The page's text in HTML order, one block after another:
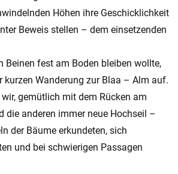
Höhen ihre Geschicklichkeit
Beweis stellen – dem einsetzenden
Beinen fest am Boden bleiben wollte,
kurzen Wanderung zur Blaa – Alm auf.
gemütlich mit dem Rücken am
die anderen immer neue Hochseil –
der Bäume erkundeten, sich
und bei schwierigen Passagen